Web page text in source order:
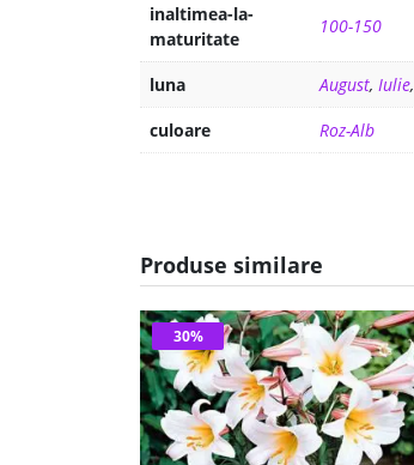
inaltimea-la-
maturitate
100-150
luna August, Iulie,
culoare
Roz-Alb
Produse similare
30%